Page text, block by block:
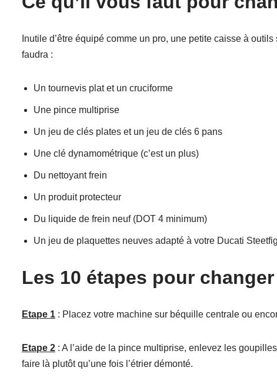
Inutile d’être équipé comme un pro, une petite caisse à
faudra :
Un tournevis plat et un cruciforme
Une pince multiprise
Un jeu de clés plates et un jeu de clés 6 pans
Une clé dynamométrique (c’est un plus)
Du nettoyant frein
Un produit protecteur
Du liquide de frein neuf (DOT 4 minimum)
Un jeu de plaquettes neuves adapté à votre Ducati
Les 10 étapes pour
Etape 1 : Placez votre machine sur béquille centrale ou
Etape 2 : A l’aide de la pince multiprise, enlevez les
faire là plutôt qu’une fois l’étrier démonté.